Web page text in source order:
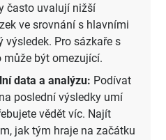
často uvalují nižší
ve srovnání s hlavními
výsledek. Pro sázkaře s
být omezující.
data a analýzu: Podívat
poslední výsledky umí
vědět víc. Najít
jak tým hraje na začátku